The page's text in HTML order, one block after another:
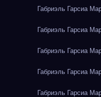
Габриэль Гарсиа
Габриэль Гарсиа
Габриэль Гарсиа
Габриэль Гарсиа
Габриэль Гарсиа